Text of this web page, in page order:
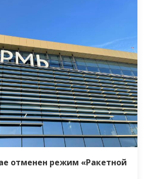
отменен режим «Ракетной